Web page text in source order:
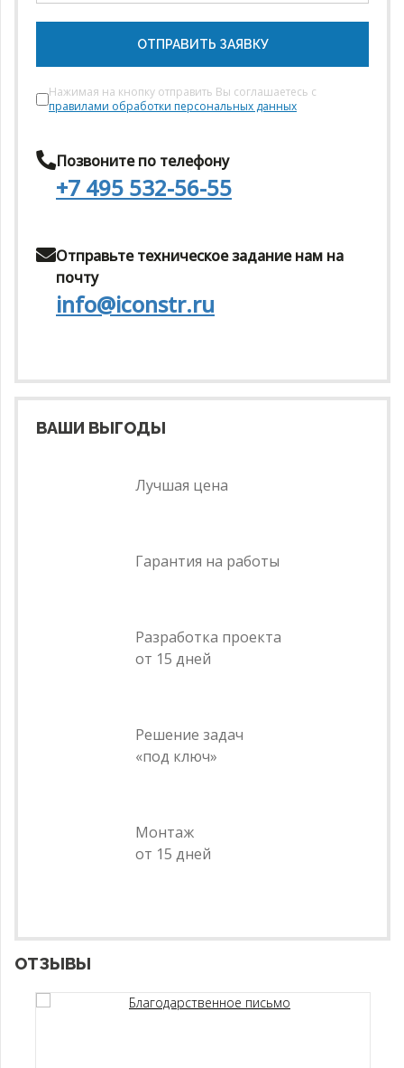
ОТПРАВИТЬ ЗАЯВКУ
Нажимая на кнопку отправить Вы соглашаетесь с
правилами обработки персональных данных
Позвоните по телефону
+7 495 532-56-55
Отправьте техническое задание нам на
почту
info@iconstr.ru
ВАШИ ВЫГОДЫ
Лучшая цена
Гарантия на работы
Разработка проекта
от 15 дней
Решение задач
«под ключ»
Монтаж
от 15 дней
ОТЗЫВЫ